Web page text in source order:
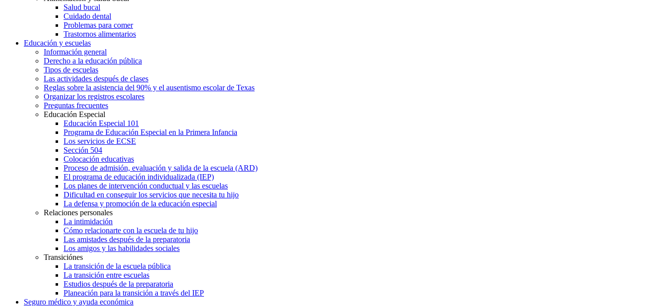
Salud bucal
Cuidado dental
Problemas para comer
Trastornos alimentarios
Educación y escuelas
Información general
Derecho a la educación pública
Tipos de escuelas
Las actividades después de clases
Reglas sobre la asistencia del 90% y el ausentismo escolar de Texas
Organizar los registros escolares
Preguntas frecuentes
Educación Especial
Educación Especial 101
Programa de Educación Especial en la Primera Infancia
Los servicios de ECSE
Sección 504
Colocación educativas
Proceso de admisión, evaluación y salida de la escuela (ARD)
El programa de educación individualizada (IEP)
Los planes de intervención conductual y las escuelas
Dificultad en conseguir los servicios que necesita tu hijo
La defensa y promoción de la educación especial
Relaciones personales
La intimidación
Cómo relacionarte con la escuela de tu hijo
Las amistades después de la preparatoria
Los amigos y las habilidades sociales
Transiciónes
La transición de la escuela pública
La transición entre escuelas
Estudios después de la preparatoria
Planeación para la transición a través del IEP
Seguro médico y ayuda económica